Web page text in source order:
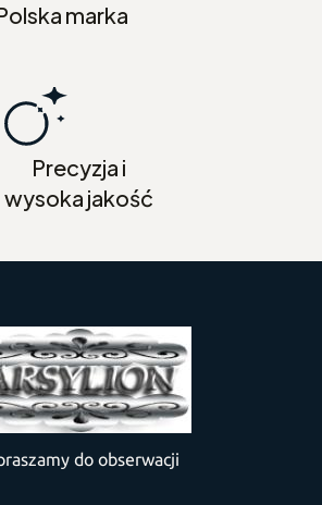
marka
Precyzja i
wysoka jakość
do obserwacji